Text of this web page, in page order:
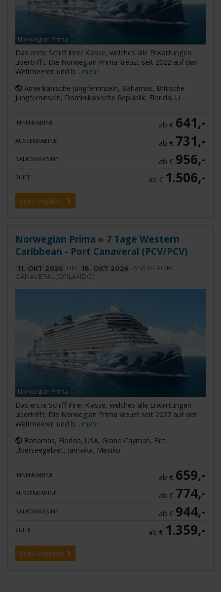
Norwegian Prima
Das erste Schiff ihrer Klasse, welches alle Erwartungen
übertrifft. Die Norwegian Prima kreuzt seit 2022 auf den
Weltmeeren und b ...mehr
Amerikanische Jungferninseln, Bahamas, Britische
Jungferninseln, Dominikanische Republik, Florida, U
INNENKABINE ab € 641,-
AUSSENKABINE ab € 731,-
BALKONKABINE ab € 956,-
SUITE ab € 1.506,-
Zum Angebot
Norwegian Prima » 7 Tage Western
Caribbean - Port Canaveral (PCV/PCV)
11. OKT 2026 BIS 18. OKT 2026 AB/BIS PORT
CANAVERAL (ORLANDO)
Norwegian Prima
Das erste Schiff ihrer Klasse, welches alle Erwartungen
übertrifft. Die Norwegian Prima kreuzt seit 2022 auf den
Weltmeeren und b ...mehr
Bahamas, Florida, USA, Grand Cayman, Brit.
Überseegebiet, Jamaika, Mexiko
INNENKABINE ab € 659,-
AUSSENKABINE ab € 774,-
BALKONKABINE ab € 944,-
SUITE ab € 1.359,-
Zum Angebot